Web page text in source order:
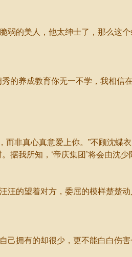
的美人，他太绅士了，那么这个
养成教育你无一不学，我相信在
非真心真意爱上你。”不顾沈蝶
据我所知，‘帝庆集团’将会由
的望着对方，委屈的模样楚楚动
拥有的却很少，更不能白白伤害